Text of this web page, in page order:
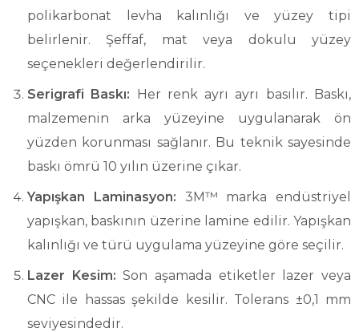
polikarbonat levha kalınlığı ve yüzey tipi
belirlenir. Şeffaf, mat veya dokulu yüzey
seçenekleri değerlendirilir.
Serigrafi Baskı: Her renk ayrı ayrı basılır. Baskı,
malzemenin arka yüzeyine uygulanarak ön
yüzden korunması sağlanır. Bu teknik sayesinde
baskı ömrü 10 yılın üzerine çıkar.
Yapışkan Laminasyon: 3M™ marka endüstriyel
yapışkan, baskının üzerine lamine edilir. Yapışkan
kalınlığı ve türü uygulama yüzeyine göre seçilir.
Lazer Kesim: Son aşamada etiketler lazer veya
CNC ile hassas şekilde kesilir. Tolerans ±0,1 mm
seviyesindedir.